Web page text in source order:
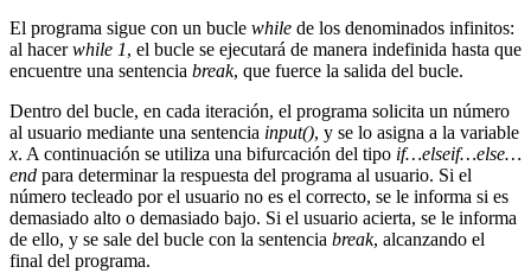
El programa sigue con un bucle while de los denominados infinitos:
al hacerwhile 1, el bucle se ejecutará de manera indefinida hasta que
encuentre una sentencia break, que fuerce la salida del bucle.
Dentro del bucle, en cada iteración, el programa solicita un número
al usuario mediante una sentencia input(), y se lo asigna a la variable
x. A continuación se utiliza una bifurcación del tipo if…elseif…else…
end para determinar la respuesta del programa al usuario. Si el
número tecleado por el usuario no es el correcto, se le informa si es
demasiado alto o demasiado bajo. Si el usuario acierta, se le informa
de ello, y se sale del bucle con la sentencia break, alcanzando el
final del programa.